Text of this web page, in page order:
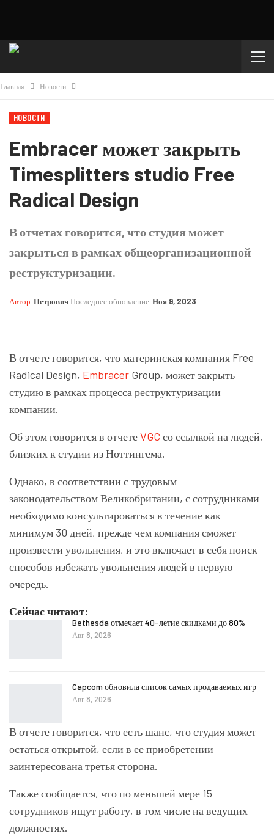
Главная Новости
НОВОСТИ
Embracer может закрыть
Timesplitters studio Free
Radical Design
В отчетах говорится, что студия может
закрыться в рамках общеорганизационной
реструктуризации.
Автор ПетровичПоследнее обновление Ноя 9, 2023
В отчете говорится, что материнская компания Free
Radical Design, Embracer Group, может закрыть
студию в рамках процесса реструктуризации
компании.
Об этом говорится в отчетеVGC со ссылкой на людей,
близких к студии из Ноттингема.
Однако, в соответствии с трудовым
законодательством Великобритании, с сотрудниками
необходимо консультироваться в течение как
минимум 30 дней, прежде чем компания сможет
произвести увольнения, и это включает в себя поиск
способов избежать увольнения людей в первую
очередь.
Сейчас читают:
Bethesda отмечает 40-летие скидками до 80%
Авг 8, 2026
Capcom обновила список самых продаваемых игр
Авг 8, 2026
В отчете говорится, что есть шанс, что студия может
остаться открытой, если в ее приобретении
заинтересована третья сторона.
Также сообщается, что по меньшей мере 15
сотрудников ищут работу, в том числе на ведущих
должностях.